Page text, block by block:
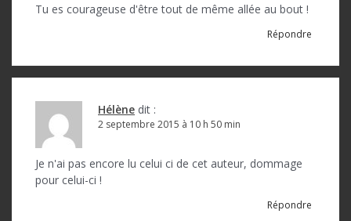
Tu es courageuse d'être tout de même allée au bout !
Répondre
Hélène dit :
2 septembre 2015 à 10 h 50 min
Je n'ai pas encore lu celui ci de cet auteur, dommage
pour celui-ci !
Répondre